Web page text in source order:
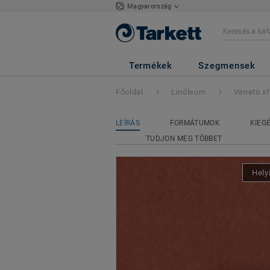
Magyarország
Termékek Szegmensek
Veneto xf²™ (2.5
Főoldal Linóleum Veneto
LEÍRÁS FORMÁTUMOK
TUDJON MEG TÖBBET